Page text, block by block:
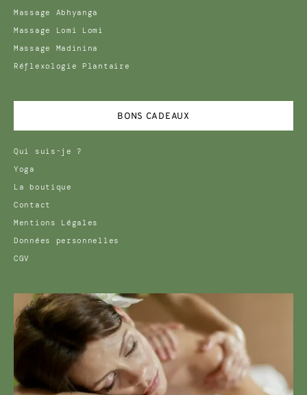
Massage Abhyanga
Massage Lomi Lomi
Massage Madinina
Réflexologie Plantaire
BONS CADEAUX
Qui suis-je ?
Yoga
La boutique
Contact
Mentions Légales
Données personnelles
CGV